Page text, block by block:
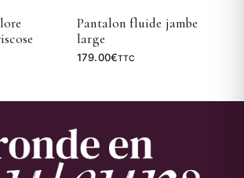
Pantalon fluide jambe
large
179.00€TTC